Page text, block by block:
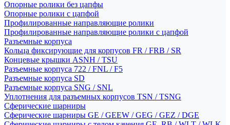
Опорные ролики без цапфы
Опорные ролики с цапфой
Профилированные направляющие ролики
Профилированные направляющие ролики с цапфой
Разъемные корпуса
Кольца фиксирующие для корпусов FR / FRB / SR
Концевые крышки ASNH / TSU
Разъемные корпуса 722 / FNL / F5
Разъемные корпуса SD
Разъемные корпуса SNG / SNL
Уплотнения для разъемных корпусов TSN / TSNG
Сферические шарниры
Сферические шарниры GE / GEEW / GEG / GEZ / DGE